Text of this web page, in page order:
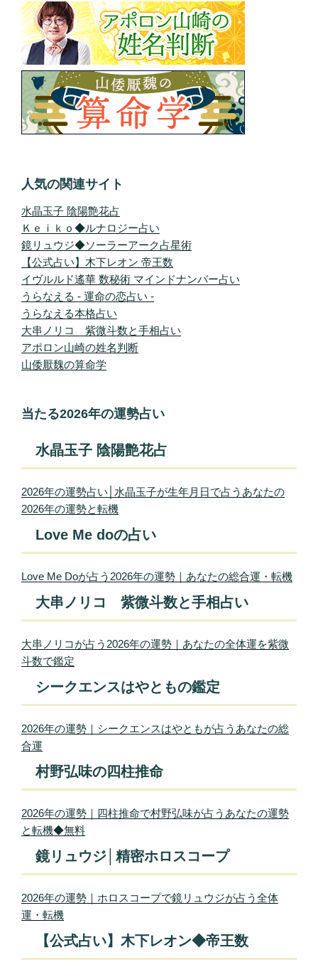
人気の関連サイト
水晶玉子 陰陽艶花占
Ｋｅｉｋｏ◆ルナロジー占い
鏡リュウジ◆ソーラーアーク占星術
【公式占い】木下レオン 帝王数
イヴルルド遙華 数秘術 マインドナンバー占い
うらなえる - 運命の恋占い -
うらなえる本格占い
大串ノリコ 紫微斗数と手相占い
アポロン山崎の姓名判断
山倭厭魏の算命学
当たる2026年の運勢占い
水晶玉子 陰陽艶花占
2026年の運勢占い│水晶玉子が生年月日で占うあなたの
2026年の運勢と転機
Love Me doの占い
Love Me Doが占う2026年の運勢｜あなたの総合運・転機
大串ノリコ 紫微斗数と手相占い
大串ノリコが占う2026年の運勢｜あなたの全体運を紫微
斗数で鑑定
シークエンスはやともの鑑定
2026年の運勢｜シークエンスはやともが占うあなたの総
合運
村野弘味の四柱推命
2026年の運勢｜四柱推命で村野弘味が占うあなたの運勢
と転機◆無料
鏡リュウジ│精密ホロスコープ
2026年の運勢｜ホロスコープで鏡リュウジが占う全体
運・転機
【公式占い】木下レオン◆帝王数